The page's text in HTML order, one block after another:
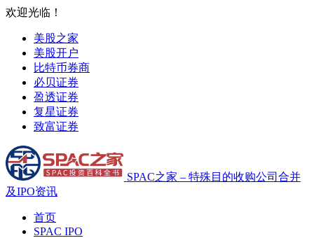
欢迎光临！
美股之家
美股开户
比特币券商
必贝证券
盈透证券
复星证券
致富证券
SPAC之家 – 特殊目的收购公司合并
及IPO资讯
首页
SPAC IPO